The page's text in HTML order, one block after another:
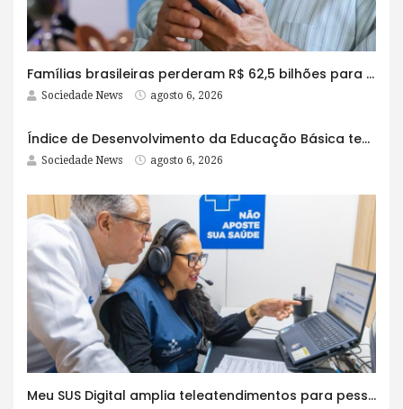
Famílias brasileiras perderam R$ 62,5 bilhões para bets em 2025
Sociedade News agosto 6, 2026
Índice de Desenvolvimento da Educação Básica tem elevação em todas as etapas
Sociedade News agosto 6, 2026
Meu SUS Digital amplia teleatendimentos para pessoas com problemas com jogos e apostas